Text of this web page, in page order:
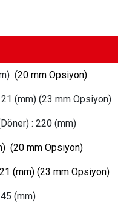
(20 mm Opsiyon)
(mm) (23 mm Opsiyon)
: 220 (mm)
(20 mm Opsiyon)
(mm) (23 mm Opsiyon)
(mm)